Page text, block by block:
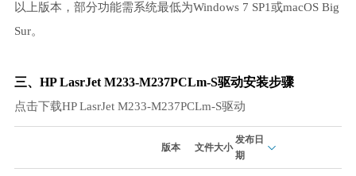
以上版本，部分功能需系统最低为Windows 7 SP1或macOS Big
Sur。
三、HP LasrJet M233-M237PCLm-S驱动安装步骤
点击下载HP LasrJet M233-M237PCLm-S驱动
版本 文件大小
发布日
期